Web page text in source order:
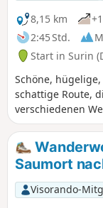
8,15 km
2:45 Std.
Start in Surin
Schöne,
schattige Route,
verschiedenen
Landschaft
Dorf Fourbeau
Saumort
Visorando-